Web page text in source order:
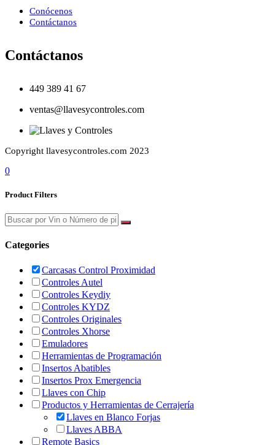
Conócenos
Contáctanos
Contáctanos
449 389 41 67
ventas@llavesycontroles.com
Copyright llavesycontroles.com 2023
0
Product Filters
Categories
Carcasas Control Proximidad
Controles Autel
Controles Keydiy
Controles KYDZ
Controles Originales
Controles Xhorse
Emuladores
Herramientas de Programación
Insertos Abatibles
Insertos Prox Emergencia
Llaves con Chip
Productos y Herramientas de Cerrajería
Llaves en Blanco Forjas
Llaves ABBA
Remote Basics